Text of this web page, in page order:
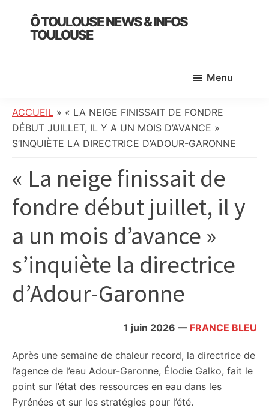
primary
Ô TOULOUSE NEWS & INFOS
TOULOUSE
:
info
locale,
culture,
politique,
météo,
divers
initiatives
citoyennes
Menu
ACCUEIL » « LA NEIGE FINISSAIT DE FONDRE
DÉBUT JUILLET, IL Y A UN MOIS D’AVANCE »
S’INQUIÈTE LA DIRECTRICE D’ADOUR-GARONNE
« La neige finissait de
fondre début juillet, il y
a un mois d’avance »
s’inquiète la directrice
d’Adour-Garonne
1 juin 2026 — FRANCE BLEU
Après une semaine de chaleur record, la directrice de
l’agence de l’eau Adour-Garonne, Élodie Galko, fait le
point sur l’état des ressources en eau dans les
Pyrénées et sur les stratégies pour l’été.